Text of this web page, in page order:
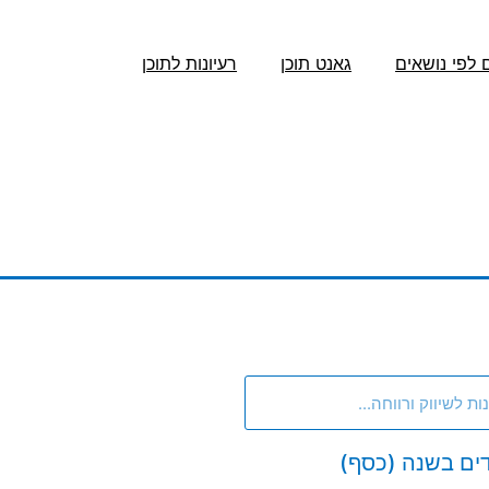
לפי נושאים גאנט תוכן רעיונות לתוכן
בשנה (כסף)